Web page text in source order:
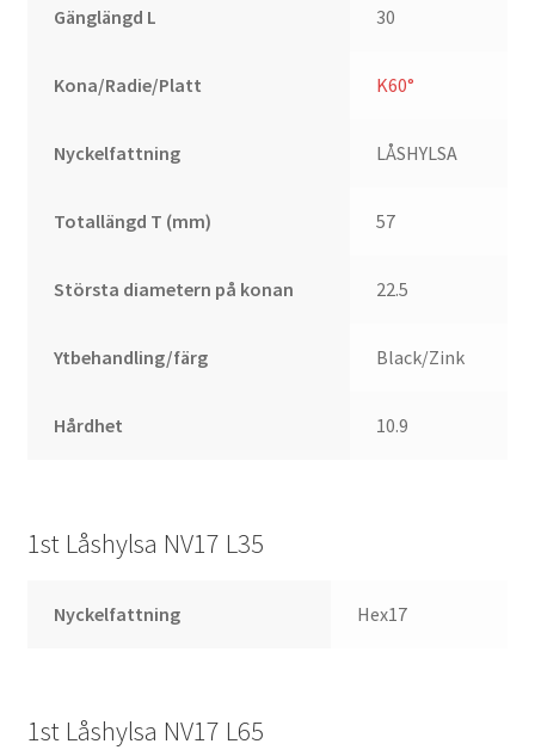
Gänglängd L 30
Kona/Radie/Platt K60°
Nyckelfattning LÅSHYLSA
Totallängd T (mm) 57
Största diametern på konan 22.5
Ytbehandling/färg Black/Zink
Hårdhet 10.9
1st Låshylsa NV17 L35
Nyckelfattning Hex17
1st Låshylsa NV17 L65